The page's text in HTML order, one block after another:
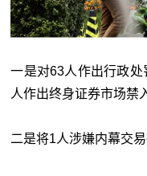
一是对63人作出行政
人作出终身证券市场禁
二是将1人涉嫌内幕交